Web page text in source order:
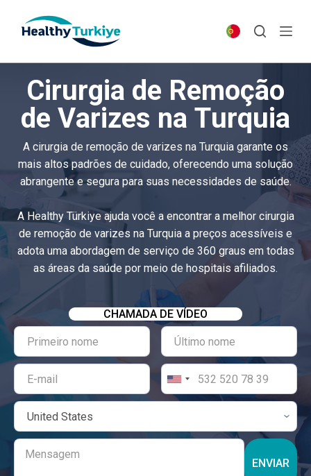
p
n
t
Cirurgia de Remoção
de Varizes na Turquia
A cirurgia de remoção de varizes na Turquia garante os
mais altos padrões de cuidado, oferecendo uma solução
abrangente e segura para suas necessidades de saúde.
A Healthy Türkiye ajuda você a encontrar a melhor cirurgia
de remoção de varizes na Turquia a preços acessíveis e
adota uma abordagem de serviço de 360 ​​graus em todas
as áreas da saúde por meio de hospitais afiliados.
CHAMADA DE VÍDEO
ENVIAR